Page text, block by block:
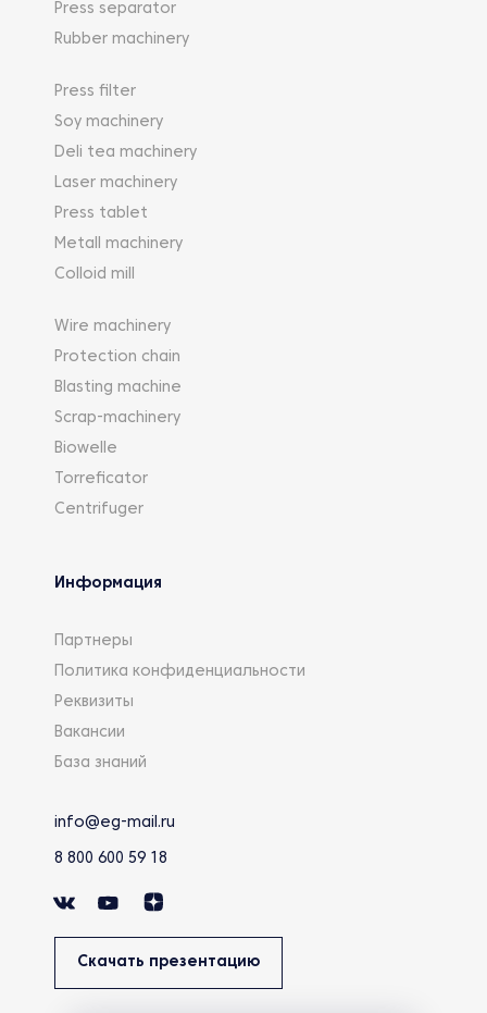
Press separator
Rubber machinery
Press filter
Soy machinery
Deli tea machinery
Laser machinery
Press tablet
Metall machinery
Colloid mill
Wire machinery
Protection chain
Blasting machine
Scrap-machinery
Biowelle
Torreficator
Centrifuger
Информация
Партнеры
Политика конфиденциальности
Реквизиты
Вакансии
База знаний
info@eg-mail.ru
8 800 600 59 18
Скачать презентацию